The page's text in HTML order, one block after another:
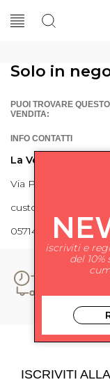
Solo in
PUOI TROVARE
VENDITA:
INFO CONTATTI
La Volpe Rossa
Via Piave 27 56024
0571498228
ISCRIVITI
iscriviti e
del